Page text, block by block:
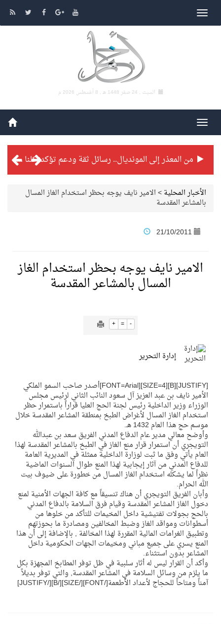
السبت , 24 صفر 1448 هـ , 8 أغسطس 2026 م
من المعذر إلى المونديال.. رسائل ثقة ودعم تؤكد: كلنا مع الأخضر
نادي النور يحقق المركز الأول في منافسات كرة السلة بالأولمبياد الخاص لدوم الرياضة للجميع
الأخبار المحلية>الامير نايف يوجه بحظر استخدام الغاز المسال
بالمشاعر المقدسة
21/10/2011
الامير نايف يوجه بحظر استخدام الغاز
المسال بالمشاعر المقدسة
+ = -
إدارة التحرير
[JUSTIFY][B][SIZE=4][FONT=Arial]أصدر صاحب السمو الملكي
الأمير نايف بن عبد العزيز آل سعود النائب الثاني لرئيس مجلس
الوزراء وزير الداخلية رئيس لجنة الحج العليا قراراً باستمرار حظر
استخدام الغاز المسال لأغراض الطبخ بمنطقة المشاعر المقدسة خلال
موسم حج هذا العام 1432 هـ.
وأوضح معالي مدير عام الدفاع المدني الفريق سعد بن عبدالله
التويجري أن استمرار قرار منع الغاز في الطبخ بالمشاعر المقدسة لهذا
العام يأتي وفق ما ثبت لوزارة الداخلية ممثلة في المديرية العامة
للدفاع المدني من آثار إيجابية لهذا المنع طوال السنوات الماضية
نظراً لما يشكله استخدام الغاز المسال من خطورة على ضيوف بيت
الله الحرام.
وأبان الفريق التويجري أن هناك تنسيقاً مع كافة الجهات الأمنية لمنع
دخول الغاز المشاعر المقدسة وقيام فرق السلامة بالدفاع المدني
بالحج بجولات تفتيشية داخل المخيمات للتأكد من خلوها من
أسطوانات ومواقد الغاز وضبط المخالفين ومصادرة ما بحوزتهم
وتطبيق الغرامات المالية المقررة لهذا المخالفة , بالإضافة إلى أن هذا
المنع يسري على جميع مباني ومخيمات الجهات الحكومية داخل
المشاعر بدون استثناء.
وأكد أن القرار ليس له أثار سلبية في ظل توفر المطابخ المجهزة بكل
ما يلزم من وسائل السلامة في المشاعر المقدسة, والتي توفر بديلاً
آمناً ومتاحاً للحجاج لأعداد الأطعمة[/FONT][/SIZE][/B][/JUSTIFY]